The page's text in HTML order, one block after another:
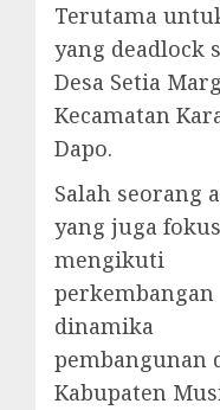
Terutama
yang deadlock
Desa Setia
Kecamatan
Dapo.
Salah seorang
yang juga fokus
mengikuti
perkembangan
dinamika
pembangunan
Kabupaten